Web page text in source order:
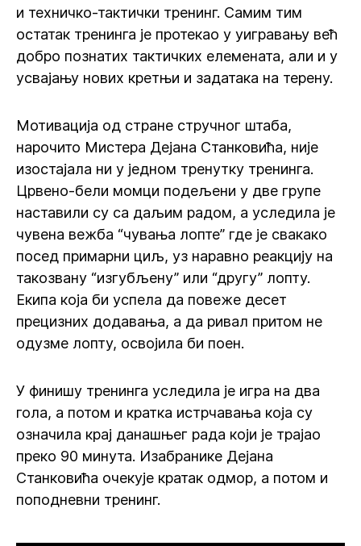
и техничко-тактички тренинг. Самим тим
остатак тренинга је протекао у уигравању већ
добро познатих тактичких елемената, али и у
усвајању нових кретњи и задатака на терену.
Мотивација од стране стручног штаба,
нарочито Мистера Дејана Станковића, није
изостајала ни у једном тренутку тренинга.
Црвено-бели момци подељени у две групе
наставили су са даљим радом, а уследила је
чувена вежба “чувања лопте” где је свакако
посед примарни циљ, уз наравно реакцију на
такозвану “изгубљену” или “другу” лопту.
Екипа која би успела да повеже десет
прецизних додавања, а да ривал притом не
одузме лопту, освојила би поен.
У финишу тренинга уследила је игра на два
гола, а потом и кратка истрчавања која су
означила крај данашњег рада који је трајао
преко 90 минута. Изабранике Дејана
Станковића очекује кратак одмор, а потом и
поподневни тренинг.